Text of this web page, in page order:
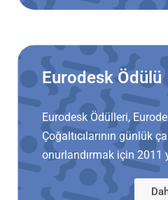
Eurodesk Ödülü
Eurodesk Ödülleri,
Çoğaltıcılarının günlük
onurlandırmak için 2011